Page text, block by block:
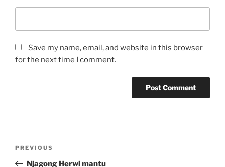
Save my name, email, and website in this browser
for the next time I comment.
Previous
Post
PREVIOUS
Njagong Herwi mantu